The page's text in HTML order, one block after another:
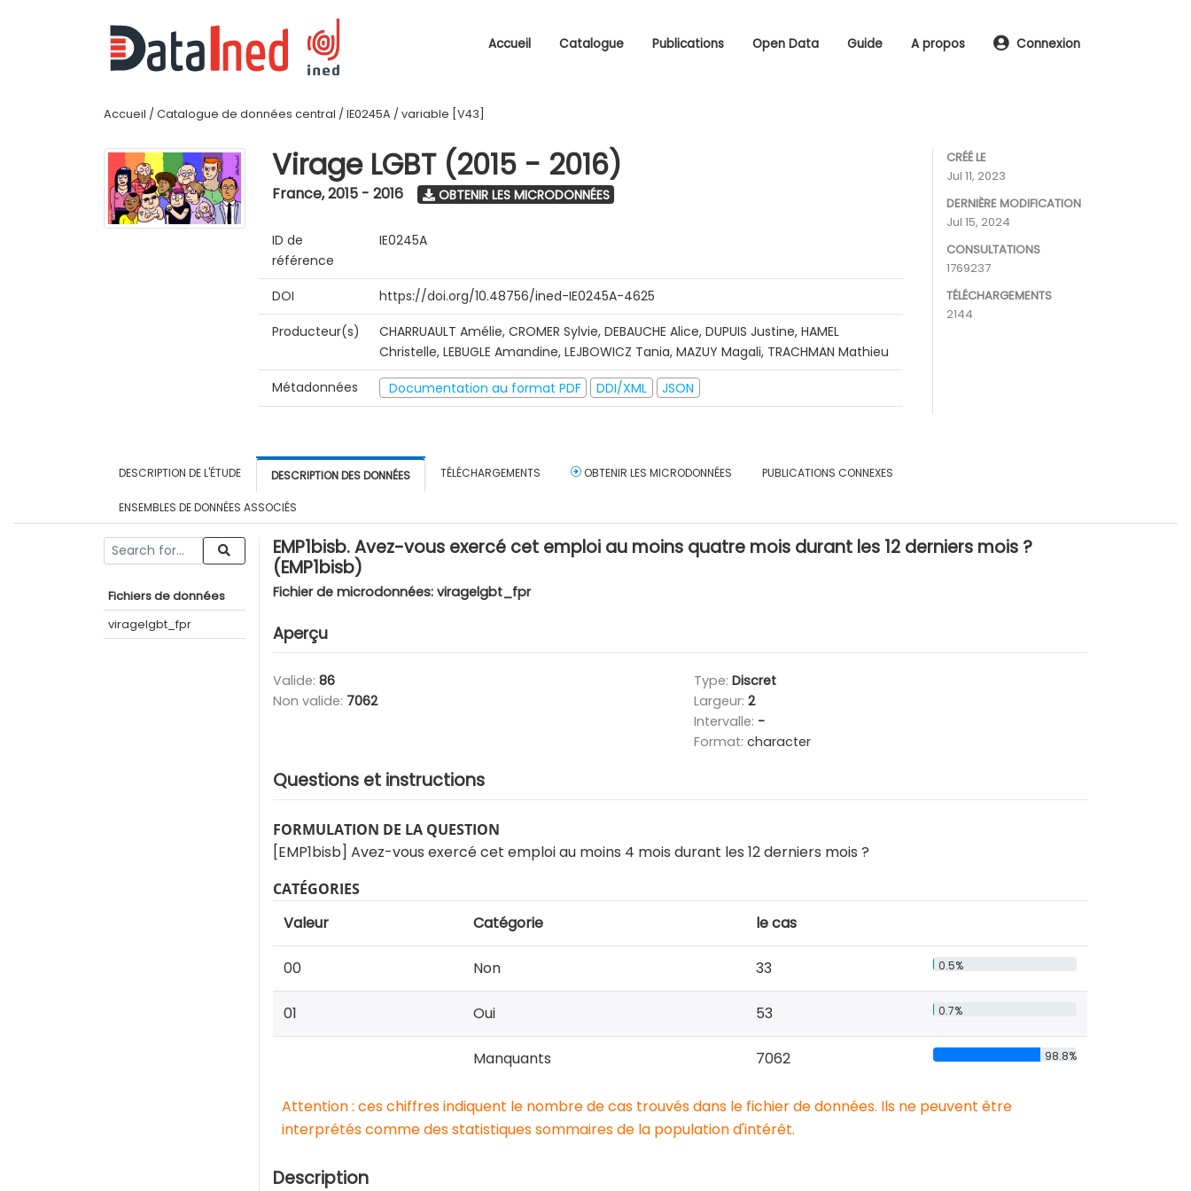
Accueil Catalogue Publications Open Data Guide A propos Connexion
Accueil / Catalogue de données central / IE0245A / variable [V43]
Virage LGBT (2015 - 2016)
France,2015 - 2016 OBTENIR LES MICRODONNÉES
ID de
référence
IE0245A
DOI
https://doi.org/10.48756/ined-IE0245A-4625
Producteur(s)
CHARRUAULT Amélie, CROMER Sylvie, DEBAUCHE Alice, DUPUIS Justine, HAMEL
Christelle, LEBUGLE Amandine, LEJBOWICZ Tania, MAZUY Magali, TRACHMAN Mathieu
Métadonnées
Documentation au format PDF DDI/XML JSON
CRÉÉ LE
Jul 11, 2023
DERNIÈRE MODIFICATION
Jul 15, 2024
CONSULTATIONS
1769237
TÉLÉCHARGEMENTS
2144
DESCRIPTION DE L'ÉTUDE DESCRIPTION DES DONNÉES TÉLÉCHARGEMENTS OBTENIR LES MICRODONNÉES PUBLICATIONS CONNEXES
ENSEMBLES DE DONNÉES ASSOCIÉS
Fichiers de données
viragelgbt_fpr
EMP1bisb. Avez-vous exercé cet emploi au moins quatre mois durant les 12 derniers mois ?
(EMP1bisb)
Fichier de microdonnées: viragelgbt_fpr
Aperçu
Valide: 86
Non valide: 7062
Type: Discret
Largeur: 2
Intervalle: -
Format: character
Questions et instructions
FORMULATION DE LA QUESTION
[EMP1bisb] Avez-vous exercé cet emploi au moins 4 mois durant les 12 derniers mois ?
CATÉGORIES
Valeur Catégorie le cas
00 Non 33 0.5%
01 Oui 53 0.7%
Manquants 7062 98.8%
Attention : ces chiffres indiquent le nombre de cas trouvés dans le fichier de données. Ils ne peuvent être
interprétés comme des statistiques sommaires de la population d'intérêt.
Description